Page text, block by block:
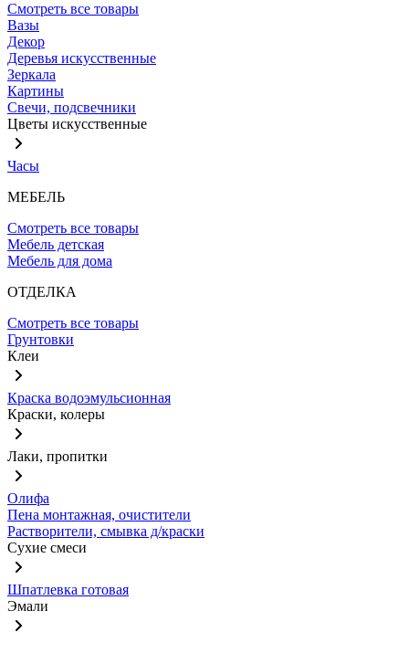
Смотреть все товары
Вазы
Декор
Деревья искусственные
Зеркала
Картины
Свечи, подсвечники
Цветы искусственные
Часы
МЕБЕЛЬ
Смотреть все товары
Мебель детская
Мебель для дома
ОТДЕЛКА
Смотреть все товары
Грунтовки
Клеи
Краска водоэмульсионная
Краски, колеры
Лаки, пропитки
Олифа
Пена монтажная, очистители
Растворители, смывка д/краски
Сухие смеси
Шпатлевка готовая
Эмали